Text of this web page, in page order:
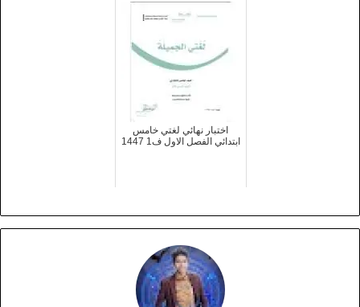
اختبار نهائي لغتي خامس
ابتدائي الفصل الاول ف1 1447